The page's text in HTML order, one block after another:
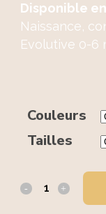
Disponible
Naissance,
Evolutive 0-6
Couleurs
Tailles